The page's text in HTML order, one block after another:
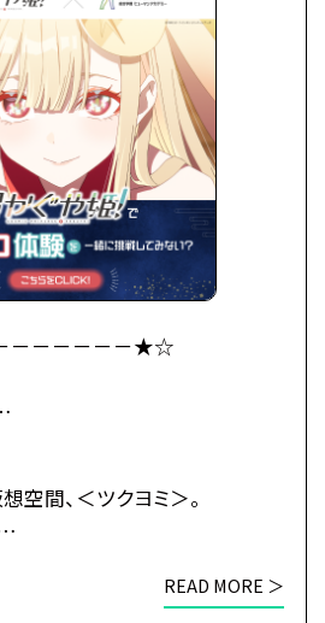
と、赤ちゃんはみるみるうちに
い年ぐらいの女の子に。
姫なの？」
はわがまま放題。
ま)で彩葉は、ツクヨミでのラ
とに。
として音楽を作り、かぐやがラ
で、
けていく。
不吉な影が、すぐそこまで迫
——
kaguyahime.com/
－－－－－－★☆
－－－－－★☆
に限りがございます。
空間、＜ツクヨミ＞。
READ MORE ＞